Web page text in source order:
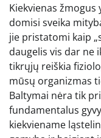
Kiekvienas
domisi sveika
jie pristatomi kaip
daugelis vis dar ne
tikrųjų reiškia
mūsų organizmas
Baltymai nėra tik
fundamentalus
kiekviename